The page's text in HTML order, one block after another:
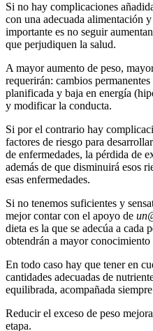
Si no hay complicaciones
con una adecuada alimentación
importante es no seguir
que perjudiquen la salud.
A mayor aumento de peso,
requerirán: cambios
planificada y baja en energía
y modificar la conducta.
Si por el contrario hay
factores de riesgo para
de enfermedades, la pérdida de
además de que disminuirá esos
esas enfermedades.
Si no tenemos suficientes y
mejor contar con el apoyo de
dieta es la que se adecúa a cada
obtendrán a mayor conocimiento
En todo caso hay que tener en
cantidades adecuadas de
equilibrada, acompañada
Reducir el exceso de peso
etapa.